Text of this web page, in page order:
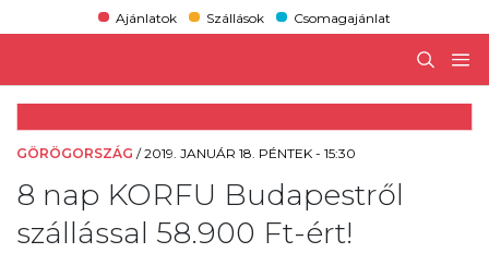
Ajánlatok Szállások Csomagajánlat
GÖRÖGORSZÁG /2019. JANUÁR 18. PÉNTEK - 15:30
8 nap KORFU Budapestről
szállással 58.900 Ft-ért!